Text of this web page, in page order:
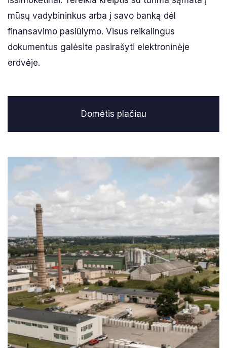
mūsų vadybininkus arba į savo banką dėl
finansavimo pasiūlymo. Visus reikalingus
dokumentus galėsite pasirašyti elektroninėje
erdvėje.
Domėtis plačiau